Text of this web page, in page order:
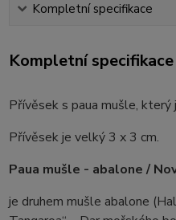
Kompletní specifikace
Kompletní specifikace
Přívěsek s paua mušle,
Přívěsek je velký 3 x 3 cm.
Paua mušle - abalone /
je druhem mušle abalone